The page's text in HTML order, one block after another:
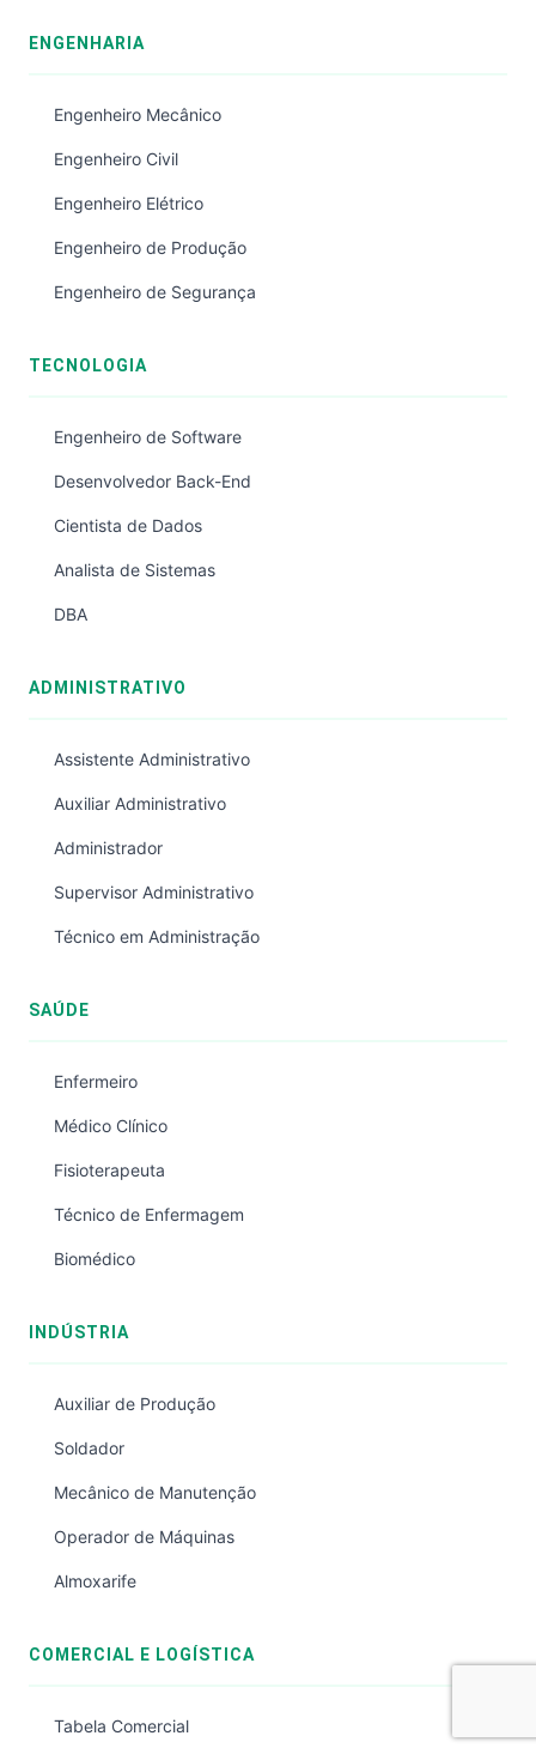
ENGENHARIA
Engenheiro Mecânico
Engenheiro Civil
Engenheiro Elétrico
Engenheiro de Produção
Engenheiro de Segurança
TECNOLOGIA
Engenheiro de Software
Desenvolvedor Back-End
Cientista de Dados
Analista de Sistemas
DBA
ADMINISTRATIVO
Assistente Administrativo
Auxiliar Administrativo
Administrador
Supervisor Administrativo
Técnico em Administração
SAÚDE
Enfermeiro
Médico Clínico
Fisioterapeuta
Técnico de Enfermagem
Biomédico
INDÚSTRIA
Auxiliar de Produção
Soldador
Mecânico de Manutenção
Operador de Máquinas
Almoxarife
COMERCIAL E LOGÍSTICA
Tabela Comercial